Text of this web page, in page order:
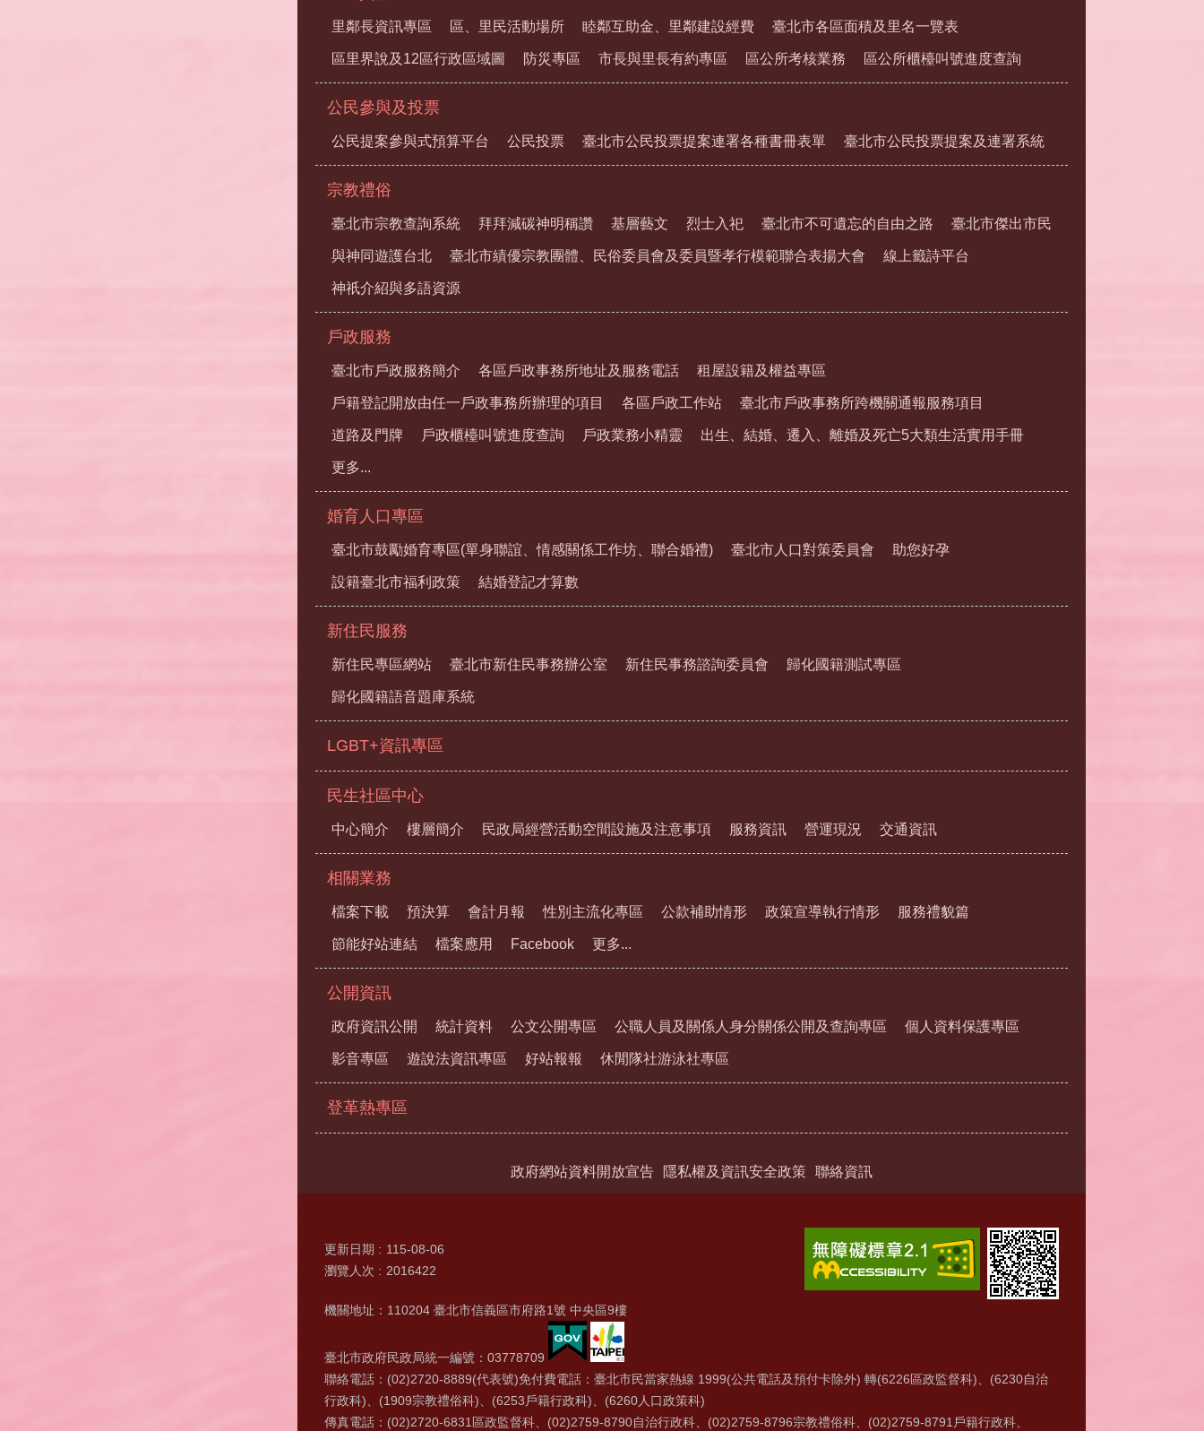
里鄰長資訊專區 區、里民活動場所 睦鄰互助金、里鄰建設經費 臺北市各區面積及里名一覽表
區里界說及12區行政區域圖 防災專區 市長與里長有約專區 區公所考核業務 區公所櫃檯叫號進度查詢
公民參與及投票
公民提案參與式預算平台 公民投票 臺北市公民投票提案連署各種書冊表單 臺北市公民投票提案及連署系統
宗教禮俗
臺北市宗教查詢系統 拜拜減碳神明稱讚 基層藝文 烈士入祀 臺北市不可遺忘的自由之路 臺北市傑出市民
與神同遊護台北 臺北市績優宗教團體、民俗委員會及委員暨孝行模範聯合表揚大會 線上籤詩平台
神祇介紹與多語資源
戶政服務
臺北市戶政服務簡介 各區戶政事務所地址及服務電話 租屋設籍及權益專區
戶籍登記開放由任一戶政事務所辦理的項目 各區戶政工作站 臺北市戶政事務所跨機關通報服務項目
道路及門牌 戶政櫃檯叫號進度查詢 戶政業務小精靈 出生、結婚、遷入、離婚及死亡5大類生活實用手冊
更多...
婚育人口專區
臺北市鼓勵婚育專區(單身聯誼、情感關係工作坊、聯合婚禮) 臺北市人口對策委員會 助您好孕
設籍臺北市福利政策 結婚登記才算數
新住民服務
新住民專區網站 臺北市新住民事務辦公室 新住民事務諮詢委員會 歸化國籍測試專區
歸化國籍語音題庫系統
LGBT+資訊專區
民生社區中心
中心簡介 樓層簡介 民政局經營活動空間設施及注意事項 服務資訊 營運現況 交通資訊
相關業務
檔案下載 預決算 會計月報 性別主流化專區 公款補助情形 政策宣導執行情形 服務禮貌篇
節能好站連結 檔案應用 Facebook 更多...
公開資訊
政府資訊公開 統計資料 公文公開專區 公職人員及關係人身分關係公開及查詢專區 個人資料保護專區
影音專區 遊說法資訊專區 好站報報 休閒隊社游泳社專區
登革熱專區
政府網站資料開放宣告 隱私權及資訊安全政策 聯絡資訊
更新日期
115-08-06
瀏覽人次
2016422
機關地址：110204 臺北市信義區市府路1號 中央區9樓
臺北市政府民政局統一編號：03778709
聯絡電話：(02)2720-8889(代表號)免付費電話：臺北市民當家熱線 1999(公共電話及預付卡除外) 轉(6226區政監督科)、(6230自治
行政科)、(1909宗教禮俗科)、(6253戶籍行政科)、(6260人口政策科)
傳真電話：(02)2720-6831區政監督科、(02)2759-8790自治行政科、(02)2759-8796宗教禮俗科、(02)2759-8791戶籍行政科、